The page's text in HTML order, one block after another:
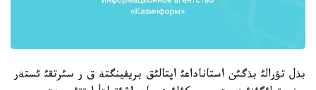
بذل تؤرالئ بذگئن استاناداعئ اپتالئق بريفينگتة ق ر سئرتقئ ئستةر